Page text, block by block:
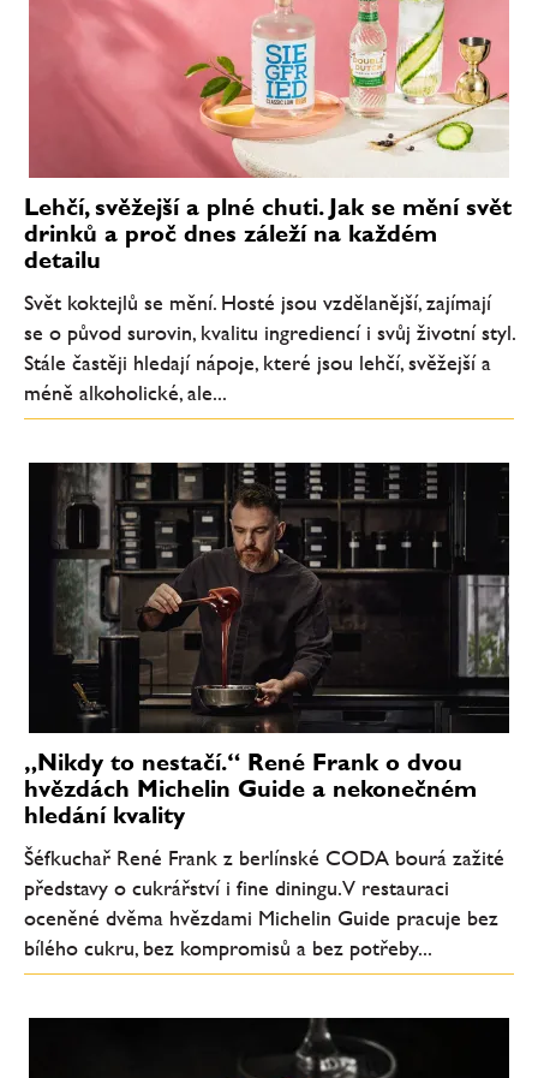
Lehčí, svěžejší a plné chuti. Jak se mění svět
drinků a proč dnes záleží na každém
detailu
Svět koktejlů se mění. Hosté jsou vzdělanější, zajímají
se o původ surovin, kvalitu ingrediencí i svůj životní styl.
Stále častěji hledají nápoje, které jsou lehčí, svěžejší a
méně alkoholické, ale...
„Nikdy to nestačí.“ René Frank o dvou
hvězdách Michelin Guide a nekonečném
hledání kvality
Šéfkuchař René Frank z berlínské CODA bourá zažité
představy o cukrářství i fine diningu. V restauraci
oceněné dvěma hvězdami Michelin Guide pracuje bez
bílého cukru, bez kompromisů a bez potřeby...